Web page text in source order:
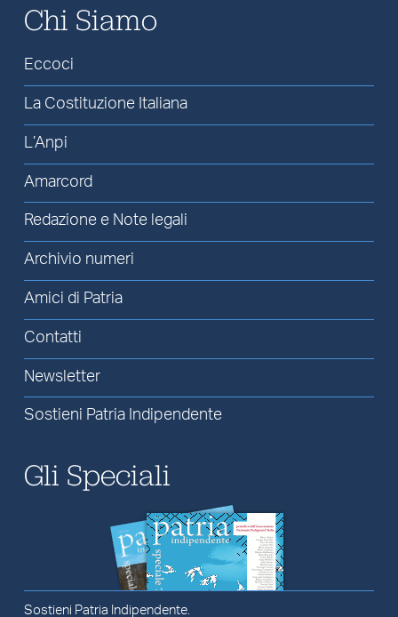
Chi Siamo
Eccoci
La Costituzione Italiana
L’Anpi
Amarcord
Redazione e Note legali
Archivio numeri
Amici di Patria
Contatti
Newsletter
Sostieni Patria Indipendente
Gli Speciali
Sostieni Patria Indipendente.